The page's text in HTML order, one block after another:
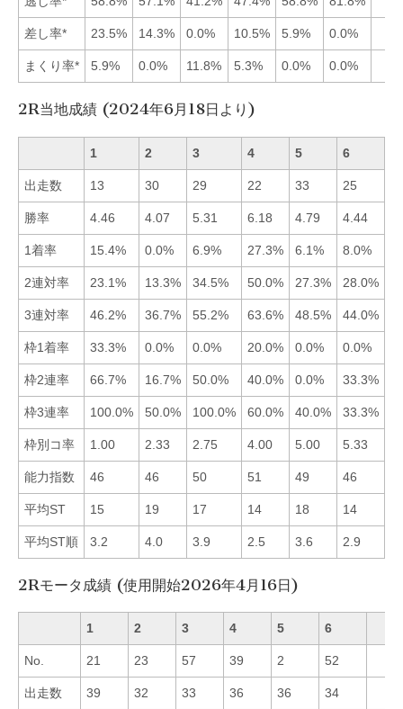
差し率* 23.5% 14.3% 0.0% 10.5% 5.9% 0.0%
まくり率* 5.9% 0.0% 11.8% 5.3% 0.0% 0.0%
2R当地成績 (2024年6月18日より)
1 2 3 4 5 6
出走数 13 30 29 22 33 25
勝率 4.46 4.07 5.31 6.18 4.79 4.44
1着率 15.4% 0.0% 6.9% 27.3% 6.1% 8.0%
2連対率 23.1% 13.3% 34.5% 50.0% 27.3% 28.0%
3連対率 46.2% 36.7% 55.2% 63.6% 48.5% 44.0%
枠1着率 33.3% 0.0% 0.0% 20.0% 0.0% 0.0%
枠2連率 66.7% 16.7% 50.0% 40.0% 0.0% 33.3%
枠3連率 100.0% 50.0% 100.0% 60.0% 40.0% 33.3%
枠別コ率 1.00 2.33 2.75 4.00 5.00 5.33
能力指数 46 46 50 51 49 46
平均ST 15 19 17 14 18 14
平均ST順 3.2 4.0 3.9 2.5 3.6 2.9
2Rモータ成績 (使用開始2026年4月16日)
1 2 3 4 5 6
No. 21 23 57 39 2 52
出走数 39 32 33 36 36 34